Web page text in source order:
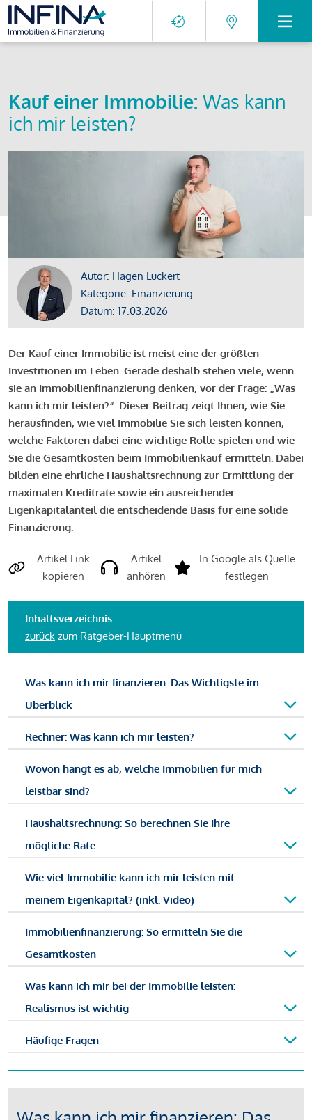
Kauf einer Immobilie: Was kann
ich mir leisten?
Autor: Hagen Luckert
Kategorie: Finanzierung
Datum: 17.03.2026
Der Kauf einer Immobilie ist meist eine der größten
Investitionen im Leben. Gerade deshalb stehen viele, wenn
sie an Immobilienfinanzierung denken, vor der Frage: „Was
kann ich mir leisten?“. Dieser Beitrag zeigt Ihnen, wie Sie
herausfinden, wie viel Immobilie Sie sich leisten können,
welche Faktoren dabei eine wichtige Rolle spielen und wie
Sie die Gesamtkosten beim Immobilienkauf ermitteln. Dabei
bilden eine ehrliche Haushaltsrechnung zur Ermittlung der
maximalen Kreditrate sowie ein ausreichender
Eigenkapitalanteil die entscheidende Basis für eine solide
Finanzierung.
Artikel Link
kopieren
Artikel
anhören
In Google als Quelle
festlegen
Inhaltsverzeichnis
zurück zum Ratgeber-Hauptmenü
Was kann ich mir finanzieren: Das Wichtigste im
Überblick
Rechner: Was kann ich mir leisten?
Wovon hängt es ab, welche Immobilien für mich
leistbar sind?
Haushaltsrechnung: So berechnen Sie Ihre
mögliche Rate
Wie viel Immobilie kann ich mir leisten mit
meinem Eigenkapital? (inkl. Video)
Immobilienfinanzierung: So ermitteln Sie die
Gesamtkosten
Was kann ich mir bei der Immobilie leisten:
Realismus ist wichtig
Häufige Fragen